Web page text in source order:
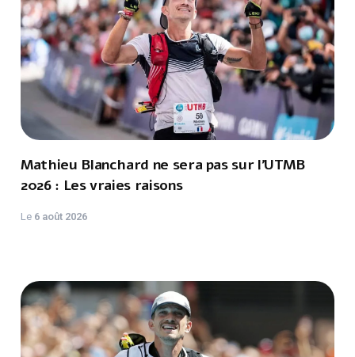
Mathieu Blanchard ne sera pas sur l'UTMB
2026 : Les vraies raisons
Le 6 août 2026